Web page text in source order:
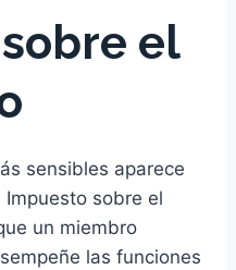
el
sensibles aparece
sobre el
un miembro
las funciones